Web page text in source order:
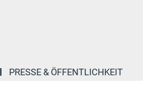
PRESSE & ÖFFENTLICHKEIT